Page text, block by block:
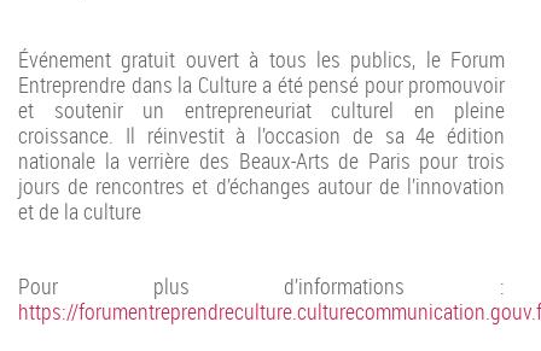
Événement gratuit ouvert à tous les publics, le Forum
Entreprendre dans la Culture a été pensé pour promouvoir
et soutenir un entrepreneuriat culturel en pleine
croissance. Il réinvestit à l’occasion de sa 4e édition
nationale la verrière des Beaux-Arts de Paris pour trois
jours de rencontres et d’échanges autour de l’innovation
et de la culture
Pour plus d’informations :
https://